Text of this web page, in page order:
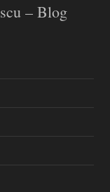
– Blog